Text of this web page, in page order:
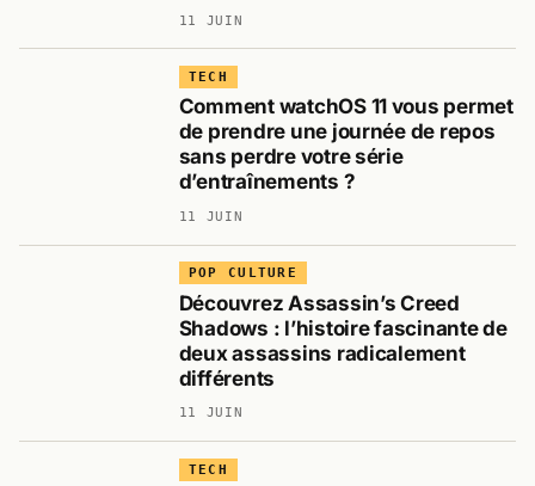
11 JUIN
TECH
Comment watchOS 11 vous permet
de prendre une journée de repos
sans perdre votre série
d’entraînements ?
11 JUIN
POP CULTURE
Découvrez Assassin’s Creed
Shadows : l’histoire fascinante de
deux assassins radicalement
différents
11 JUIN
TECH